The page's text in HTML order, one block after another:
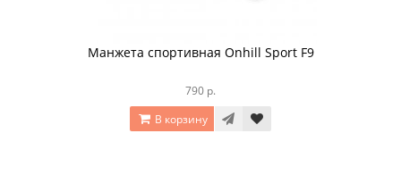
Манжета спортивная Onhill Sport F9
790 р.
В корзину